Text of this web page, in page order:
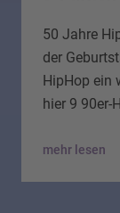
50 Jahre
der
HipHop ein
hier 9 90er-
mehr lesen